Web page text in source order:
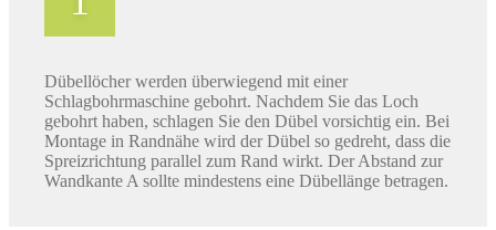
Dübellöcher werden überwiegend mit einer
Schlagbohrmaschine gebohrt. Nachdem Sie das Loch
gebohrt haben, schlagen Sie den Dübel vorsichtig ein. Bei
Montage in Randnähe wird der Dübel so gedreht, dass die
Spreizrichtung parallel zum Rand wirkt. Der Abstand zur
Wandkante A sollte mindestens eine Dübellänge betragen.